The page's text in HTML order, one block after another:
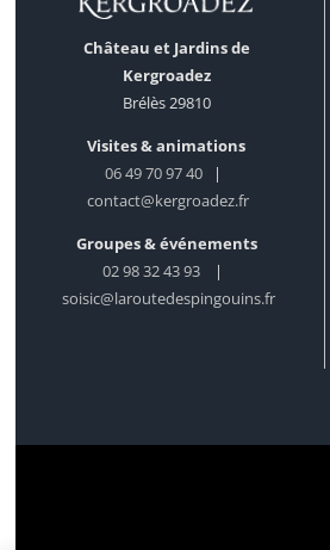
Château et Jardins de
Kergroadez
Brélès 29810
Visites & animations
06 49 70 97 40
|
contact@kergroadez.fr
Groupes & événements
02 98 32 43 93 |
soisic@laroutedespingouins.fr